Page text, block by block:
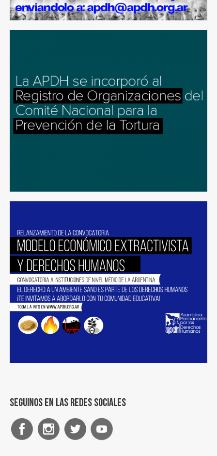
Seguinos en las redes sociales